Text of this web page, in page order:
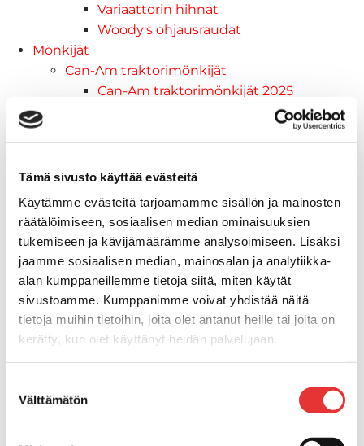
Tämä sivusto käyttää evästeitä
Käytämme evästeitä tarjoamamme sisällön ja mainosten
räätälöimiseen, sosiaalisen median ominaisuuksien
tukemiseen ja kävijämäärämme analysoimiseen. Lisäksi
jaamme sosiaalisen median, mainosalan ja analytiikka-
alan kumppaneillemme tietoja siitä, miten käytät
sivustoamme. Kumppanimme voivat yhdistää näitä
tietoja muihin tietoihin, joita olet antanut heille tai joita on
kerätty, kun olet käyttänyt heidän palvelujaan.
valinta
Välttämätön
Variaattorin hihnat
Woody's ohjausraudat
Mönkijät
Can-Am traktorimönkijät
Can-Am traktorimönkijät 2025
Can-Am traktorimönkijät 2026
Traxter 2025
Maverick mallisto
Maverick 2026
Mönkijöiden lisävarusteet ja -tarvikkeet
Ajolasit
Asusteet
Can-Am varusteet